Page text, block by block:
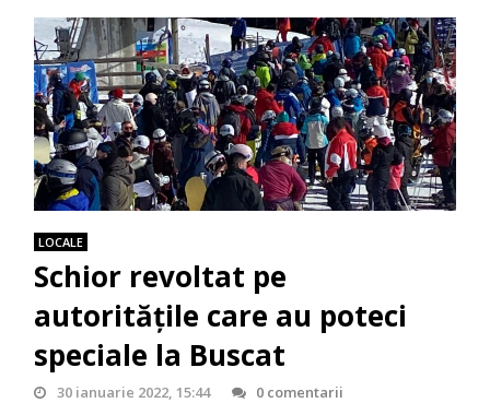
LOCALE
Schior revoltat pe
autoritățile care au poteci
speciale la Buscat
30 ianuarie 2022, 15:44 0 comentarii